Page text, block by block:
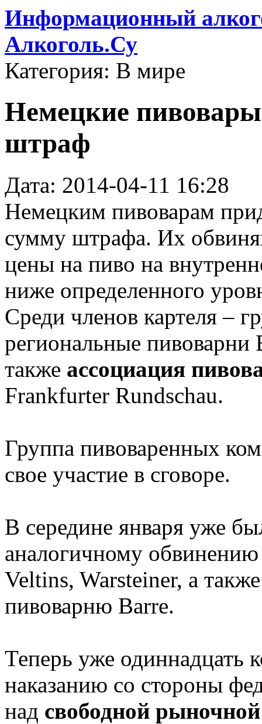
Информационный
Алкоголь.Су
Категория: В мире
Немецкие
штраф
Дата: 2014-04-11 16:28
Немецким пивоварам
сумму штрафа. Их
цены на пиво на
ниже определенного
Среди членов картеля –
региональные
также ассоциация
Frankfurter Rundschau.
Группа пивоваренных
свое участие в сговоре.
В середине января уже
аналогичному
Veltins, Warsteiner, а
пивоварню Barre.
Теперь уже одиннадцать
наказанию со стороны
над свободной